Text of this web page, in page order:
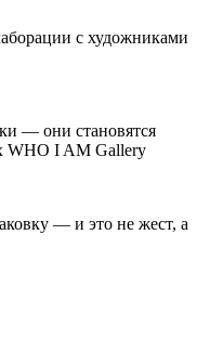
с художниками
— они становятся
WHO I AM Gallery
— и это не жест, а